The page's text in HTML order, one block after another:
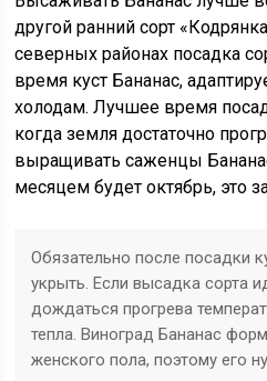
другой ранний сорт
северных районах посадка
время куст Бананас,
холодам. Лучшее время
когда земля достаточно
выращивать саженцы
месяцем будет октябрь, это
Обязательно после посадки
укрыть. Если высадка сорта
дождаться прогрева
тепла. Виноград Бананас
женского пола, поэтому его